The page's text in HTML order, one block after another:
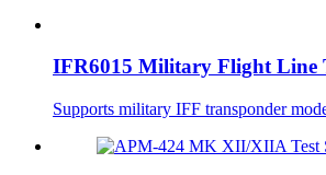
IFR6015 Military Flight Line
Supports military IFF transponder